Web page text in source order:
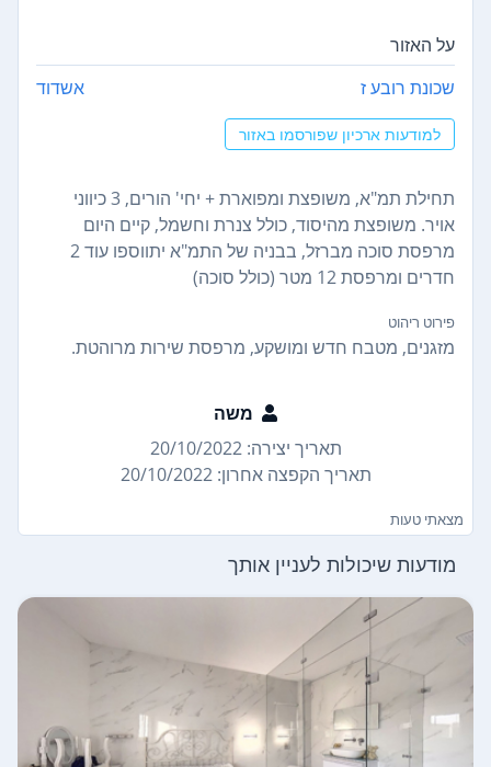
על האזור
שכונת רובע ז אשדוד
למודעות ארכיון שפורסמו באזור
תחילת תמ"א, משופצת ומפוארת + יחי' הורים, 3 כיווני
אויר. משופצת מהיסוד, כולל צנרת וחשמל, קיים היום
מרפסת סוכה מברזל, בבניה של התמ"א יתווספו עוד 2
חדרים ומרפסת 12 מטר (כולל סוכה)
פירוט ריהוט
מזגנים, מטבח חדש ומושקע, מרפסת שירות מרוהטת.
משה
תאריך יצירה: 20/10/2022
תאריך הקפצה אחרון: 20/10/2022
מצאתי טעות
מודעות שיכולות לעניין אותך